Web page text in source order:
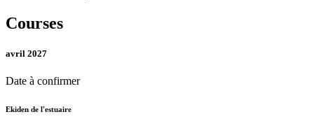
Courses
avril 2027
Date à confirmer
Ekiden de l'estuaire